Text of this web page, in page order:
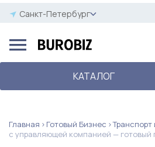
Санкт-Петербург
КАТАЛОГ
Главная Готовый Бизнес Транспорт
с управляющей компанией — готовый